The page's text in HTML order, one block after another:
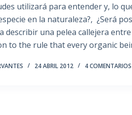
utilizará para entender y, lo
en la naturaleza?, ¿Será
describir una pelea callejera
to the rule that every organic
24 ABRIL 2012 4 COMENTARIOS